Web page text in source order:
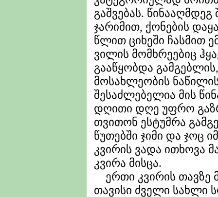
გაშვებას.
ჯარიმით, ქონების
წლით ციხეში ჩასმით
ვილის მომხრეებიც
გააწყობდა
მოსახლეობის
შესაძლებელია მის
დღითი დღე უფრო
თვითონ ესტუმრა
წუთებში ჯიმი და ჯოც
კვირის ვადა ითხოვა
კვირა მისცა.
ერთი კვირის თავზე
თავისი ძველი სახლი